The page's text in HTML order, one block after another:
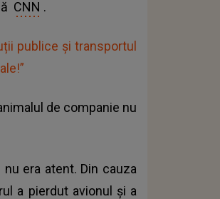
CNN .
publice și transportul
de companie nu
era atent. Din cauza
a pierdut avionul și a